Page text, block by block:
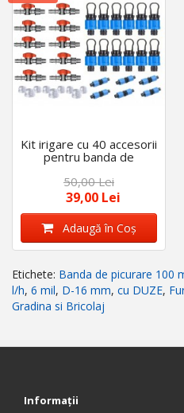
Kit irigare cu 40 accesorii
pentru banda de
picurare de 16 mm
50,00 Lei
39,00 Lei
Adaugă în Coş
Etichete: Banda de picurare 100
l/h, 6 mil, D-16 mm, cu DUZE,
Gradina si Bricolaj
Informaţii